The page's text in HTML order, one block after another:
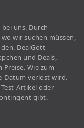
uns. Durch
wir suchen müssen,
DealGott
und Deals,
Wie zum
Datum verlost wird.
Artikel oder
gibt.